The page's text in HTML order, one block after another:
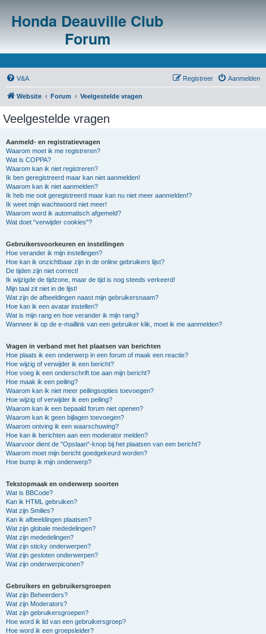
Honda Deauville Club
Forum
V&A Aanmelden
Registreer
Website Forum Veelgestelde vragen
Veelgestelde vragen
Aanmeld- en registratievragen
Waarom moet ik me registreren?
Wat is COPPA?
Waarom kan ik niet registreren?
Ik ben geregistreerd maar kan niet aanmelden!
Waarom kan ik niet aanmelden?
Ik heb me ooit geregistreerd maar kan nu niet meer aanmelden!?
Ik weet mijn wachtwoord niet meer!
Waarom word ik automatisch afgemeld?
Wat doet "verwijder cookies"?
Gebruikersvoorkeuren en instellingen
Hoe verander ik mijn instellingen?
Hoe kan ik onzichtbaar zijn in de online gebruikers lijst?
De tijden zijn niet correct!
Ik wijzigde de tijdzone, maar de tijd is nog steeds verkeerd!
Mijn taal zit niet in de lijst!
Wat zijn de afbeeldingen naast mijn gebruikersnaam?
Hoe kan ik een avatar instellen?
Wat is mijn rang en hoe verander ik mijn rang?
Wanneer ik op de e-maillink van een gebruiker klik, moet ik me aanmelden?
Vragen in verband met het plaatsen van berichten
Hoe plaats ik een onderwerp in een forum of maak een reactie?
Hoe wijzig of verwijder ik een bericht?
Hoe voeg ik een onderschrift toe aan mijn bericht?
Hoe maak ik een peiling?
Waarom kan ik niet meer peilingsopties toevoegen?
Hoe wijzig of verwijder ik een peiling?
Waarom kan ik een bepaald forum niet openen?
Waarom kan ik geen bijlagen toevoegen?
Waarom ontving ik een waarschuwing?
Hoe kan ik berichten aan een moderator melden?
Waarvoor dient de "Opslaan"-knop bij het plaatsen van een bericht?
Waarom moet mijn bericht goedgekeurd worden?
Hoe bump ik mijn onderwerp?
Tekstopmaak en onderwerp soorten
Wat is BBCode?
Kan ik HTML gebruiken?
Wat zijn Smilies?
Kan ik afbeeldingen plaatsen?
Wat zijn globale mededelingen?
Wat zijn mededelingen?
Wat zijn sticky onderwerpen?
Wat zijn gesloten onderwerpen?
Wat zijn onderwerpiconen?
Gebruikers en gebruikersgroepen
Wat zijn Beheerders?
Wat zijn Moderators?
Wat zijn gebruikersgroepen?
Hoe word ik lid van een gebruikersgroep?
Hoe word ik een groepsleider?